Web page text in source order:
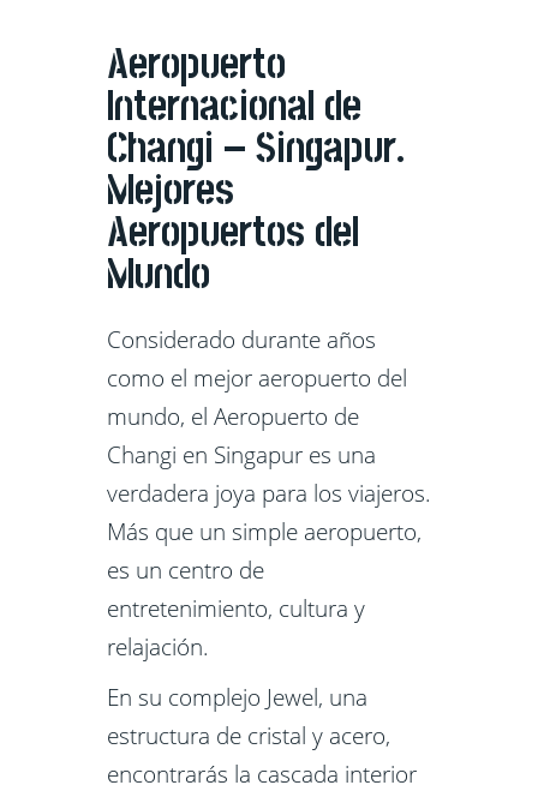
Aeropuerto
Internacional de
Changi – Singapur.
Mejores
Aeropuertos del
Mundo
Considerado durante años
como el mejor aeropuerto del
mundo, el Aeropuerto de
Changi en Singapur es una
verdadera joya para los viajeros.
Más que un simple aeropuerto,
es un centro de
entretenimiento, cultura y
relajación.
En su complejo Jewel, una
estructura de cristal y acero,
encontrarás la cascada interior